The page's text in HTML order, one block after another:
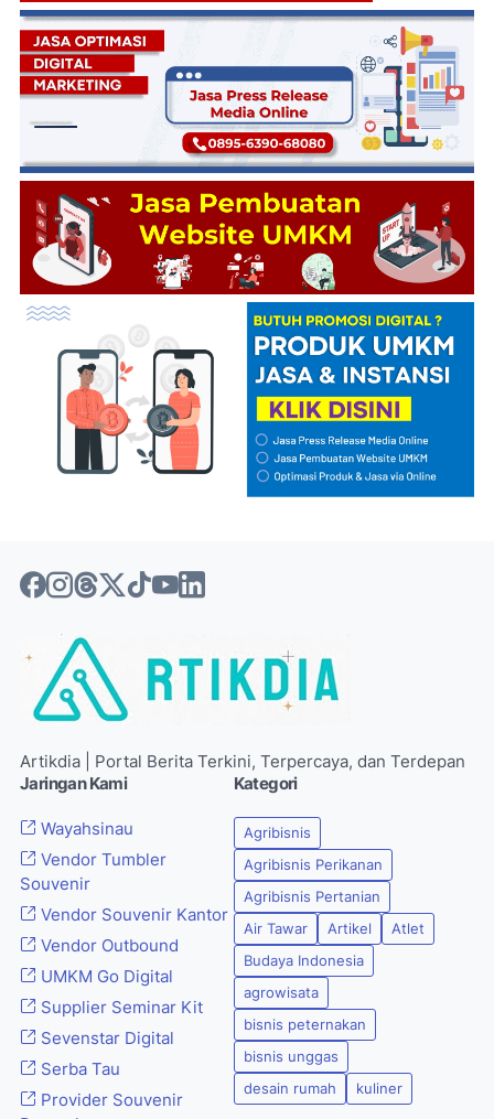
Artikdia | Portal Berita Terkini, Terpercaya, dan Terdepan
Jaringan Kami
Wayahsinau
Vendor Tumbler
Souvenir
Vendor Souvenir Kantor
Vendor Outbound
UMKM Go Digital
Supplier Seminar Kit
Sevenstar Digital
Serba Tau
Provider Souvenir
Kategori
Agribisnis
Agribisnis Perikanan
Agribisnis Pertanian
Air Tawar
Artikel
Atlet
Budaya Indonesia
agrowisata
bisnis peternakan
bisnis unggas
desain rumah
kuliner